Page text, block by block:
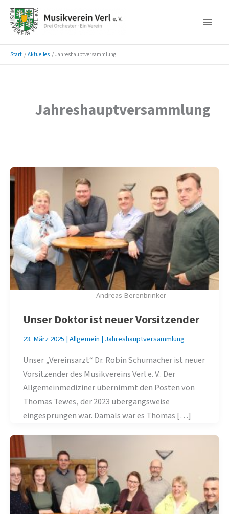
Zum
Inhalt
springen
Start Aktuelles Jahreshauptversammlung
Jahreshauptversammlung
Andreas Berenbrinker
Unser Doktor ist neuer Vorsitzender
23. März 2025 |Allgemein | Jahreshauptversammlung
Unser „Vereinsarzt“ Dr. Robin Schumacher ist neuer
Vorsitzender des Musikvereins Verl e. V.. Der
Allgemeinmediziner übernimmt den Posten von
Thomas Tewes, der 2023 übergangsweise
eingesprungen war. Damals war es Thomas […]